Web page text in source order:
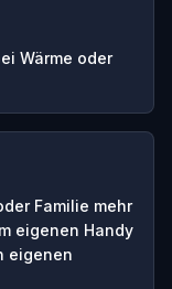
Wärme oder
Familie mehr
eigenen Handy
eigenen